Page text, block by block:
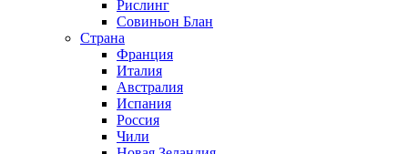
Рислинг
Совиньон Блан
Страна
Франция
Италия
Австралия
Испания
Россия
Чили